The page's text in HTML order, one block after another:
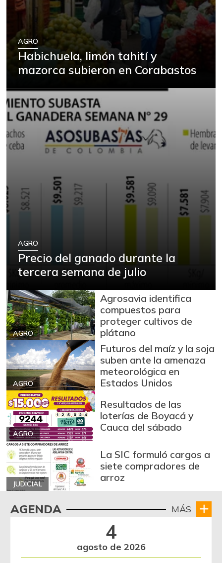
AGRO
Habichuela, limón tahití y
mazorca subieron en Corabastos
AGRO
Precio del ganado durante la
tercera semana de julio
AGRO
Agrosavia identifica
compuestos para
proteger cultivos de
plátano
AGRO
Futuros del maíz y la soja
suben ante la amenaza
meteorológica en
Estados Unidos
AGRO
Resultados de las
loterías de Boyacá y
Cauca del sábado
JUDICIAL
La SIC formuló cargos a
siete compradores de
arroz
AGENDA MÁS
4
agosto de 2026